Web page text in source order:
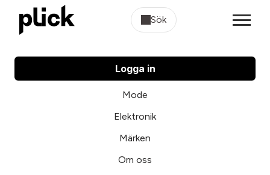
Sök
Logga in
Mode
Elektronik
Märken
Om oss